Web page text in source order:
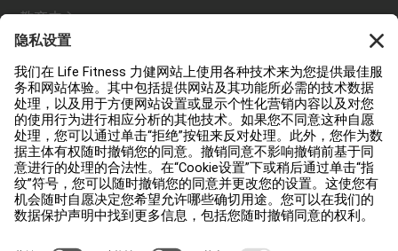
教育中心
查找经销商
查找门店
法规
可及性
登录 Facility Connect